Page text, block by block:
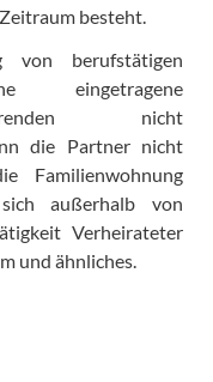
besteht.
von berufstätigen
eingetragene
nicht
die Partner nicht
Familienwohnung
außerhalb von
Verheirateter
und ähnliches.